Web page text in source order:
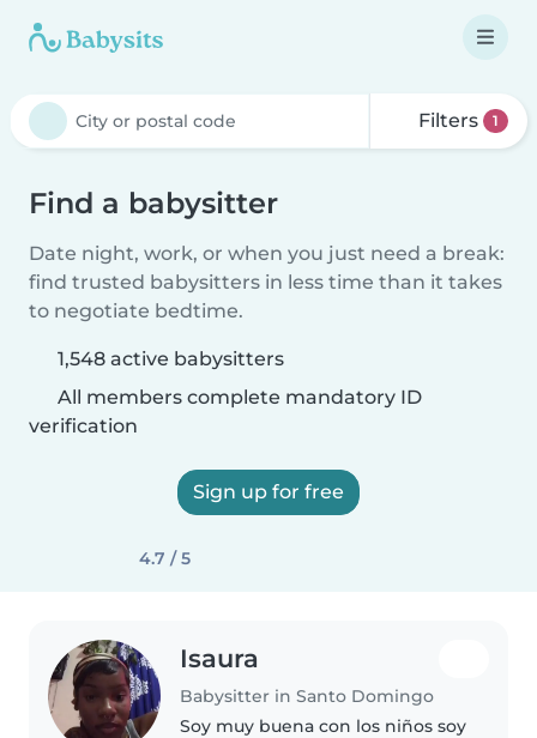
Filters 1
Find a babysitter
Date night, work, or when you just need a break:
find trusted babysitters in less time than it takes
to negotiate bedtime.
1,548 active babysitters
All members complete mandatory ID
verification
Sign up for free
4.7 / 5
Isaura
Babysitter in Santo Domingo
Soy muy buena con los niños soy